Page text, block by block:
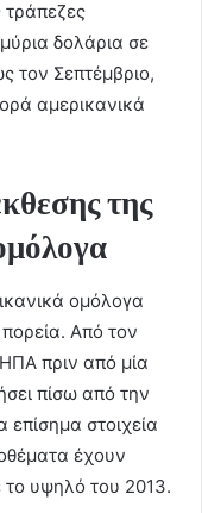
τράπεζες
δολάρια σε
τον Σεπτέμβριο,
αμερικανικά
της
ομόλογα
Από τον
πριν από μία
πίσω από την
στοιχεία
έχουν
το υψηλό του 2013.